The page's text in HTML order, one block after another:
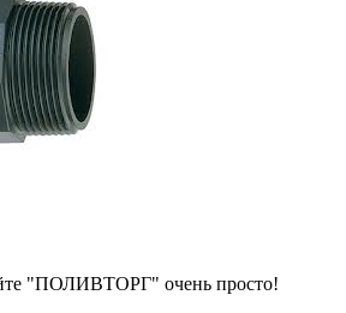
"ПОЛИВТОРГ" очень просто!